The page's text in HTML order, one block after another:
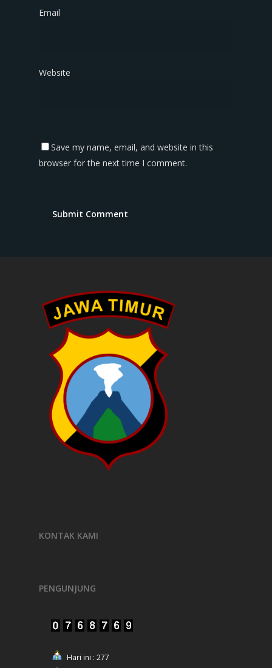
Email
Website
Save my name, email, and website in this
browser for the next time I comment.
KONTAK KAMI
PENGUNJUNG
Hari ini : 277